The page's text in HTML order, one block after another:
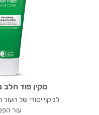
סקין פוד חלב
לניקוי יסודי של
עור